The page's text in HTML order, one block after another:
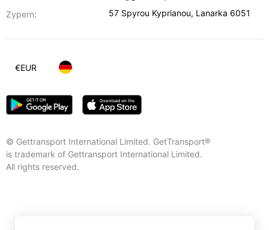
Zypern:
57 Spyrou Kyprianou, Lanarka 6051
© Gettransport International Limited. GetTransport®
is trademark of Gettransport International Limited.
All rights reserved.
€EUR